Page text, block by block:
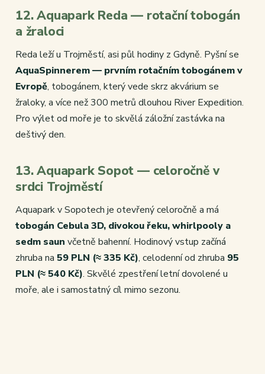
12. Aquapark Reda — rotační tobogán
a žraloci
Reda leží u Trojměstí, asi půl hodiny z Gdyně. Pyšní se
AquaSpinnerem — prvním rotačním tobogánem v
Evropě, tobogánem, který vede skrz akvárium se
žraloky, a více než 300 metrů dlouhou River Expedition.
Pro výlet od moře je to skvělá záložní zastávka na
deštivý den.
13. Aquapark Sopot — celoročně v
srdci Trojměstí
Aquapark v Sopotech je otevřený celoročně a má
tobogán Cebula 3D, divokou řeku, whirlpooly a
sedm saun včetně bahenní. Hodinový vstup začíná
zhruba na 59 PLN (≈ 335 Kč), celodenní od zhruba 95
PLN (≈ 540 Kč). Skvělé zpestření letní dovolené u
moře, ale i samostatný cíl mimo sezonu.